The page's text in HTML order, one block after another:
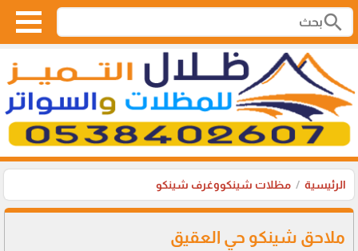
search
الرئيسية مظلات شينكووغرف شينكو
ملاحق شينكو حي العقيق